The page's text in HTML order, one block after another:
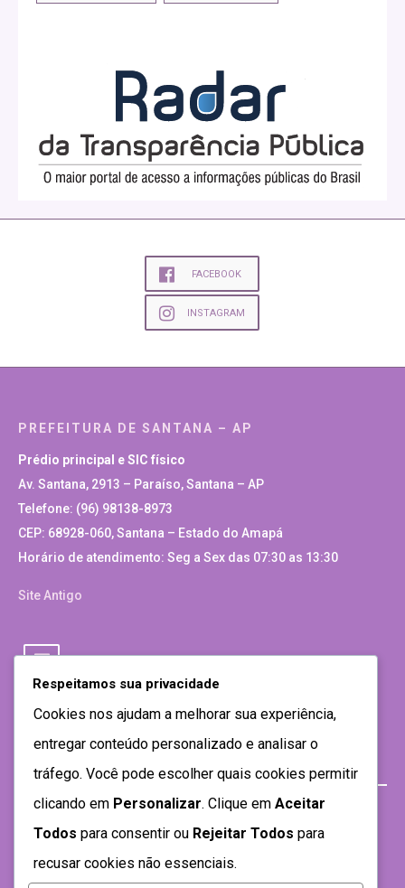
FACEBOOK
INSTAGRAM
PREFEITURA DE SANTANA – AP
Prédio principal e SIC físico
Av. Santana, 2913 – Paraíso, Santana – AP
Telefone: (96) 98138-8973
CEP: 68928-060, Santana – Estado do Amapá
Horário de atendimento: Seg a Sex das 07:30 as 13:30
Site Antigo
Respeitamos sua privacidade
Cookies nos ajudam a melhorar sua experiência,
entregar conteúdo personalizado e analisar o
tráfego. Você pode escolher quais cookies permitir
clicando em Personalizar. Clique em Aceitar
Todos para consentir ou Rejeitar Todos para
recusar cookies não essenciais.